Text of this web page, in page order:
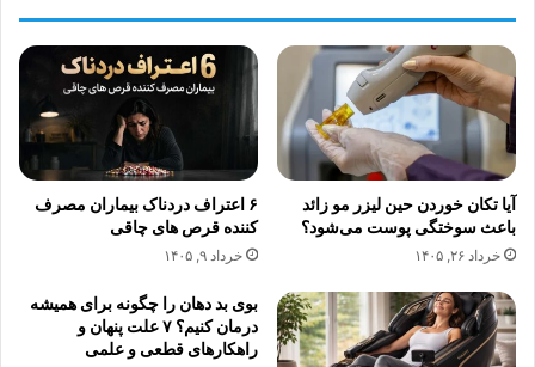
آیا تکان خوردن حین لیزر مو زائد
باعث سوختگی پوست می‌شود؟
خرداد ۲۶, ۱۴۰۵
۶ اعتراف دردناک بیماران مصرف
کننده قرص های چاقی
خرداد ۹, ۱۴۰۵
بوی بد دهان را چگونه برای همیشه
درمان کنیم؟ ۷ علت پنهان و
راهکارهای قطعی و علمی